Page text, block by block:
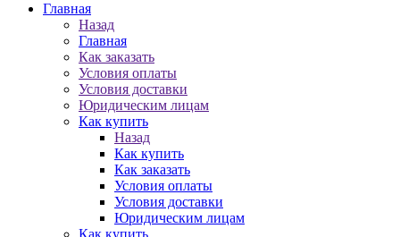
Главная
Назад
Главная
Как заказать
Условия оплаты
Условия доставки
Юридическим лицам
Как купить
Назад
Как купить
Как заказать
Условия оплаты
Условия доставки
Юридическим лицам
Как купить